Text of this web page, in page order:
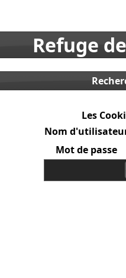
Refuge
Les
Nom
Mot de passe